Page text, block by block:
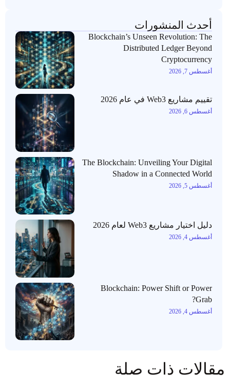
أحدث المنشورات
Blockchain’s Unseen Revolution: The
Distributed Ledger Beyond
Cryptocurrency
أغسطس 7, 2026
تقييم مشاريع Web3 في عام 2026
أغسطس 6, 2026
The Blockchain: Unveiling Your Digital
Shadow in a Connected World
أغسطس 5, 2026
دليل اختيار مشاريع Web3 لعام 2026
أغسطس 4, 2026
Blockchain: Power Shift or Power
Grab?
أغسطس 4, 2026
مقالات ذات صلة